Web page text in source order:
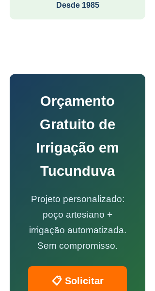
Desde 1985
Orçamento
Gratuito de
Irrigação em
Tucunduva
Projeto personalizado:
poço artesiano +
irrigação automatizada.
Sem compromisso.
📋 Solicitar